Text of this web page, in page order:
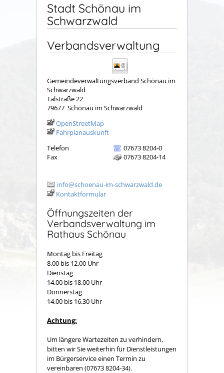
Stadt Schönau im
Schwarzwald
Verbandsverwaltung
Gemeindeverwaltungsverband Schönau im
Schwarzwald
Talstraße 22
79677 Schönau im Schwarzwald
OpenStreetMap
Fahrplanauskunft
Telefon
07673 8204-0
Fax
07673 8204-14
info@schoenau-im-schwarzwald.de
Kontaktformular
Öffnungszeiten der
Verbandsverwaltung im
Rathaus Schönau
Montag bis Freitag
8.00 bis 12.00 Uhr
Dienstag
14.00 bis 18.00 Uhr
Donnerstag
14.00 bis 16.30 Uhr
Achtung:
Um längere Wartezeiten zu verhindern,
bitten wir Sie weiterhin für Dienstleistungen
im Bürgerservice einen Termin zu
vereinbaren (07673 8204-34).